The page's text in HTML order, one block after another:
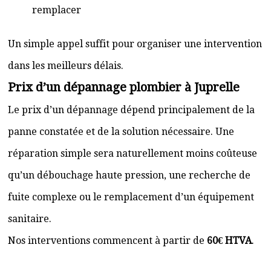
remplacer
Un simple appel suffit pour organiser une intervention
dans les meilleurs délais.
Prix d’un dépannage plombier à Juprelle
Le prix d’un dépannage dépend principalement de la
panne constatée et de la solution nécessaire. Une
réparation simple sera naturellement moins coûteuse
qu’un débouchage haute pression, une recherche de
fuite complexe ou le remplacement d’un équipement
sanitaire.
Nos interventions commencent à partir de 60€ HTVA.